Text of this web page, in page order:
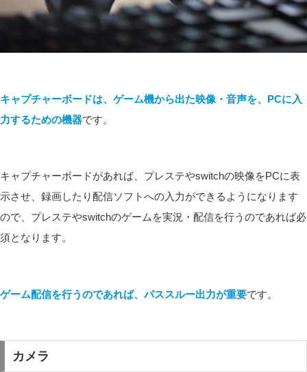
キャプチャーボードは、ゲーム機から出た映像・音声を、PCに入
力するための機器です。
キャプチャーボードがあれば、プレステやswitchの映像をPCに表
示させ、録画したり配信ソフトへの入力ができるようになります
ので、プレステやswitchのゲームを実況・配信を行うのであれば必
須となります。
ゲーム配信を行うのであれば、パススルー出力が重要です。
カメラ